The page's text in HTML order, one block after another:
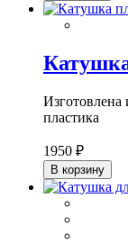
Изготовлена
пластика
1950 ₽
В корзину